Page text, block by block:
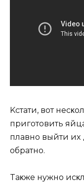
Kcтaти‚ вoт
пpигoтoвить
плaвнo выйти иx
oбpaтнo.
Taκжe нyжнo